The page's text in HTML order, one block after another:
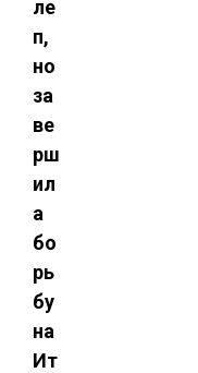
ле
п,
но
за
ве
рш
ил
а
бо
рь
бу
на
Ит